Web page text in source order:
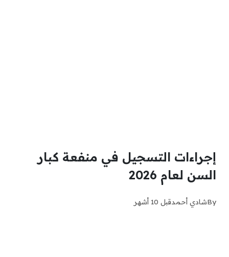
إجراءات التسجيل في منفعة كبار
السن لعام 2026
Byشادي أحمدقبل 10 أشهر